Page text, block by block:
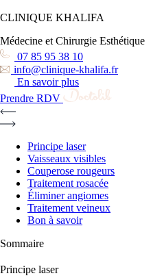
CLINIQUE KHALIFA
Médecine et Chirurgie Esthétique
07 85 95 38 10
info@clinique-khalifa.fr
En savoir plus
Prendre RDV
Principe laser
Vaisseaux visibles
Couperose rougeurs
Traitement rosacée
Éliminer angiomes
Traitement veineux
Bon à savoir
Sommaire
Principe laser